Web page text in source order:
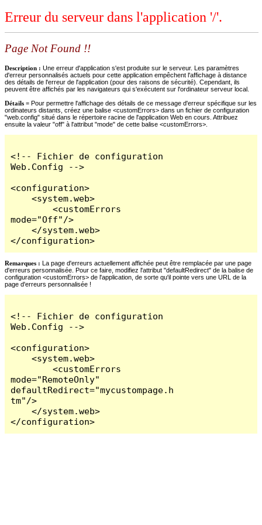
Erreur du serveur dans l'application '/'.
Page Not Found !!
Description : Une erreur d'application s'est produite sur le serveur. Les paramètres
d'erreur personnalisés actuels pour cette application empêchent l'affichage à distance
des détails de l'erreur de l'application (pour des raisons de sécurité). Cependant, ils
peuvent être affichés par les navigateurs qui s'exécutent sur l'ordinateur serveur local.
Détails = Pour permettre l'affichage des détails de ce message d'erreur spécifique sur les
ordinateurs distants, créez une balise <customErrors> dans un fichier de configuration
"web.config" situé dans le répertoire racine de l'application Web en cours. Attribuez
ensuite la valeur "off" à l'attribut "mode" de cette balise <customErrors>.
<!-- Fichier de configuration
Web.Config -->
<configuration>
    <system.web>
        <customErrors
mode="Off"/>
    </system.web>
</configuration>
Remarques : La page d'erreurs actuellement affichée peut être remplacée par une page
d'erreurs personnalisée. Pour ce faire, modifiez l'attribut "defaultRedirect" de la balise de
configuration <customErrors> de l'application, de sorte qu'il pointe vers une URL de la
page d'erreurs personnalisée !
<!-- Fichier de configuration
Web.Config -->
<configuration>
    <system.web>
        <customErrors
mode="RemoteOnly"
defaultRedirect="mycustompage.h
tm"/>
    </system.web>
</configuration>